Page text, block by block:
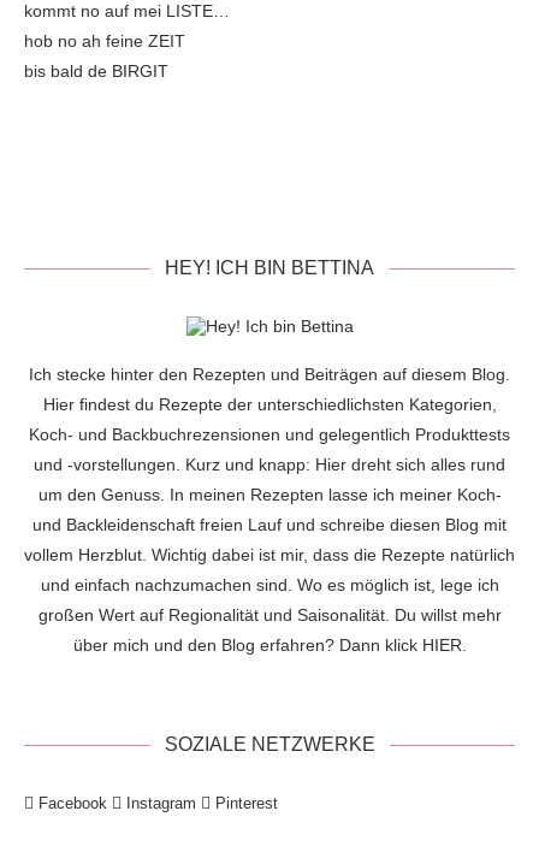
kommt no auf mei LISTE…
hob no ah feine ZEIT
bis bald de BIRGIT
HEY! ICH BIN BETTINA
Ich stecke hinter den Rezepten und Beiträgen auf diesem Blog.
Hier findest du Rezepte der unterschiedlichsten Kategorien,
Koch- und Backbuchrezensionen und gelegentlich Produkttests
und -vorstellungen. Kurz und knapp: Hier dreht sich alles rund
um den Genuss. In meinen Rezepten lasse ich meiner Koch-
und Backleidenschaft freien Lauf und schreibe diesen Blog mit
vollem Herzblut. Wichtig dabei ist mir, dass die Rezepte natürlich
und einfach nachzumachen sind. Wo es möglich ist, lege ich
großen Wert auf Regionalität und Saisonalität. Du willst mehr
über mich und den Blog erfahren? Dann klick HIER
SOZIALE NETZWERKE
Facebook Instagram Pinterest